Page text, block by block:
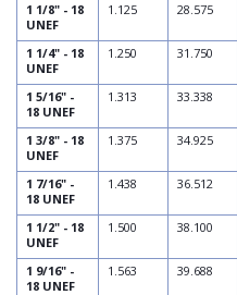
1 1/8" - 18
UNEF
1.125 28.575
1 1/4" - 18
UNEF
1.250 31.750
1 5/16" -
18 UNEF
1.313 33.338
1 3/8" - 18
UNEF
1.375 34.925
1 7/16" -
18 UNEF
1.438 36.512
1 1/2" - 18
UNEF
1.500 38.100
1 9/16" -
18 UNEF
1.563 39.688